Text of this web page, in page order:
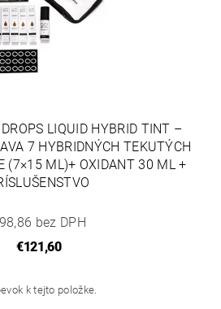
LIQUID HYBRID TINT –
7 HYBRIDNÝCH TEKUTÝCH
(7×15 ML)+ OXIDANT 30 ML +
bez DPH
€121,60
k tejto položke.